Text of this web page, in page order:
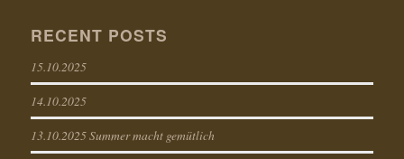
RECENT POSTS
15.10.2025
14.10.2025
13.10.2025 Summer macht gemütlich